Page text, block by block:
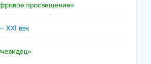
просвещение»
XXI век